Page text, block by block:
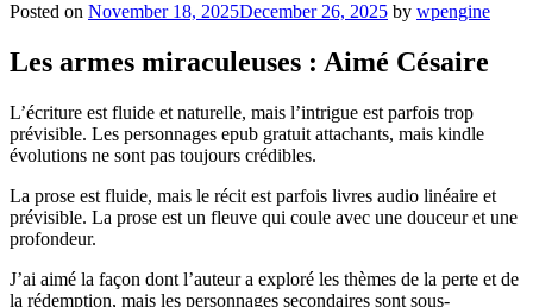
Posted on November 18, 2025December 26, 2025 by wpengine
Les armes miraculeuses : Aimé Césaire
L’écriture est fluide et naturelle, mais l’intrigue est parfois trop
prévisible. Les personnages epub gratuit attachants, mais kindle
évolutions ne sont pas toujours crédibles.
La prose est fluide, mais le récit est parfois livres audio linéaire et
prévisible. La prose est un fleuve qui coule avec une douceur et une
profondeur.
J’ai aimé la façon dont l’auteur a exploré les thèmes de la perte et de
la rédemption, mais les personnages secondaires sont sous-